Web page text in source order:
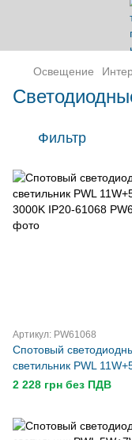
Освещение
Фильтр
Артикул: PW61068
Спотовый
светильник PWL
3000K IP20-61068
2 228 грн без ПДВ